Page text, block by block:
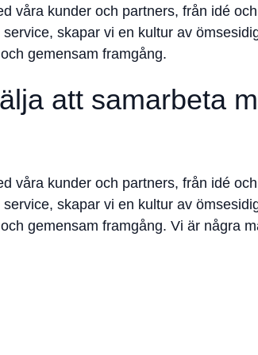
våra kunder och partners, från idé och
skapar vi en kultur av
gemensam framgång.
att samarbeta
våra kunder och partners, från idé och
skapar vi en kultur av
gemensam framgång. Vi är några